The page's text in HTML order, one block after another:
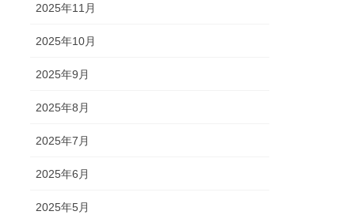
2025年11月
2025年10月
2025年9月
2025年8月
2025年7月
2025年6月
2025年5月